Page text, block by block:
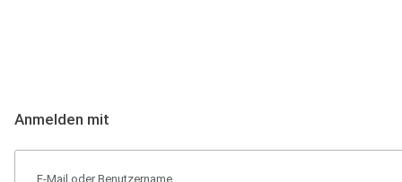
Anmelden mit